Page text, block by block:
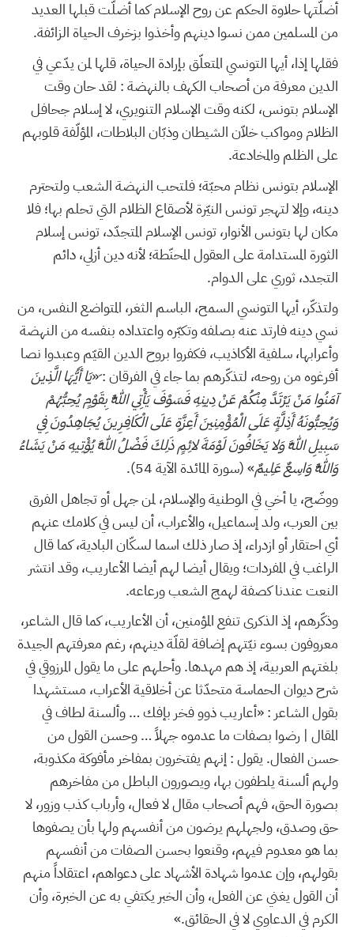
أضلّتها حلاوة الحكم عن روح الإسلام كما أضلّت قبلها العديد
من المسلمين ممن نسوا دينهم وأخذوا بزخرف الحياة الزائفة.
فقلها إذا، أيها التونسي المتعلّق بإرادة الحياة، قلها لمن يدّعي في
الدين معرفة من أصحاب الكهف بالنهضة : لقد حان وقت
الإسلام بتونس، لكنه وقت الإسلام التنويري، لا إسلام جحافل
الظلام ومواكب خلاّن الشيطان وذبّان البلاطات، المؤلّفة قلوبهم
على الظلم والمخادعة.
الإسلام بتونس نظام محبّة؛ فلتحب النهضة الشعب ولتحترم
دينه، وإلا لتهجر تونس النيّرة لأصقاع الظلام التي تحلم بها؛ فلا
مكان لها بتونس الأنوار، تونس الإسلام المتجدّد، تونس إسلام
الثورة المستدامة على العقول المحنّطة؛ لأنه دين أزلي، دائم
التجدد، ثوري على الدوام.
ولتذكّر، أيها التونسي السمح، الباسم الثغر، المتواضع النفس، من
نسي دينه فارتد عنه بصلفه وتكبّره واعتداده بنفسه من النهضة
وأعرابها، سلفية الأكاذيب، فكفروا بروح الدين القيّم وعبدوا نصا
أفرغوه من روحه، لتذكّرهم بما جاء في الفرقان : َ«يَا أَيُّهَا الَّذِينَ
آمَنُوا مَنْ يَرْتَدَّ مِنْكُمْ عَنْ دِينِهِ فَسَوْفَ يَأْتِي اللَّهُ بِقَوْمٍ يُحِبُّهُمْ
وَيُحِبُّونَهُ أَذِلَّةٍ عَلَى الْمُؤْمِنِينَ أَعِزَّةٍ عَلَى الْكَافِرِينَ يُجَاهِدُونَ فِي
سَبِيلِ اللَّهِ وَلا يَخَافُونَ لَوْمَةَ لائِمٍ ذَلِكَ فَضْلُ اللَّهِ يُؤْتِيهِ مَنْ يَشَاءُ
وَاللَّهُ وَاسِعٌ عَلِيمٌ» (سورة المائدة الآية 54).
ووضّح، يا أخي في الوطنية والإسلام، لمن جهل أو تجاهل الفرق
بين العرب، ولد إسماعيل، والأعراب، أن ليس في كلامك عنهم
أي احتقار أو ازدراء، إذ صار ذلك اسما لسكّان البادية، كما قال
الراغب في المفردات؛ ويقال أيضا لهم أيضا الأعاريب، وقد انتشر
النعت عندنا كصفة لهمج الشعب ورعاعه.
وذكّرهم، إذ الذكرى تنفع المؤمنين، أن الأعاريب، كما قال الشاعر،
معروفون بسوء نيّتهم إضافة لقلّة دينهم، رغم معرفتهم الجيدة
بلغتهم العربية، إذ هم مهدها. وأحلهم على ما يقول المرزوقي في
شرح ديوان الحماسة متحدّثا عن أخلاقية الأعراب، مستشهدا
بقول الشاعر : «أعاريب ذوو فخر بإفك … وألسنة لطاف في
المقال | رضوا بصفات ما عدموه جهلاً … وحسن القول من
حسن الفعال. يقول : إنهم يفتخرون بمفاخر مأفوكة مكذوبة،
ولهم ألسنة يلطفون بها، ويصورون الباطل من مفاخرهم
بصورة الحق، فهم أصحاب مقال لا فعال، وأرباب كذب وزور، لا
حق وصدق، ولجهلهم يرضون من أنفسهم ولها بأن يصفوها
بما هو معدوم فيهم، وقنعوا بحسن الصفات من أنفسهم
بقولهم، وإن عدموا شهادة الأشهاد على دعواهم، اعتقاداً منهم
أن القول يغني عن الفعل، وأن الخبر يكتفي به عن الخبرة، وأن
الكرم في الدعاوي لا في الحقائق.»